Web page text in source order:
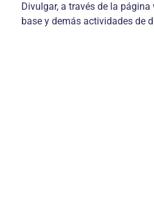
Divulgar, a través de la
base y demás actividades de